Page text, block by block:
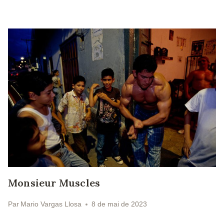
Monsieur Muscles
Par Mario Vargas Llosa 8 de mai de 2023